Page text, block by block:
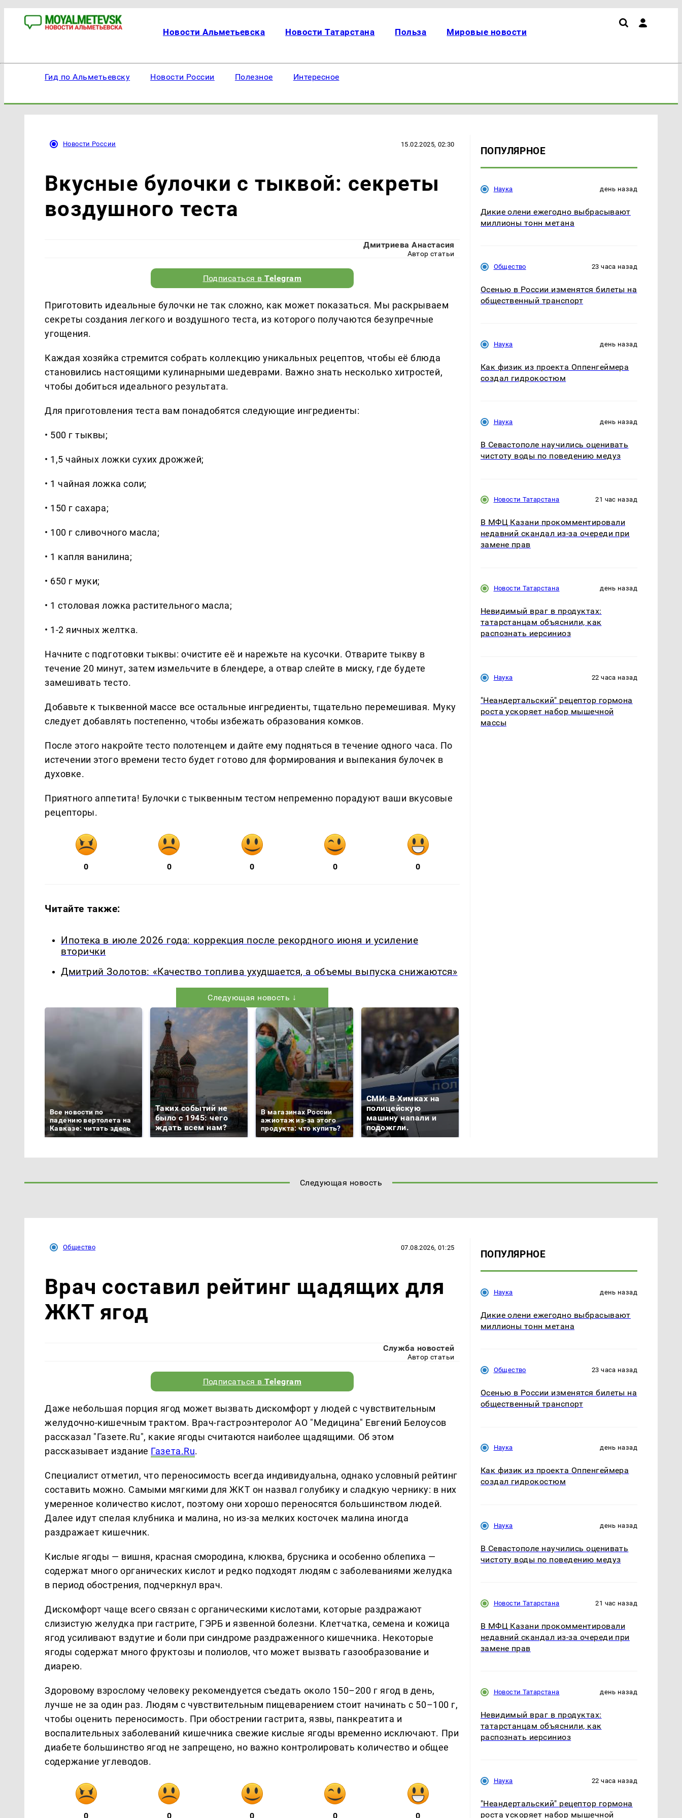
Новости Альметьевска Новости Татарстана Польза Мировые новости
Гид по Альметьевску Новости России Полезное Интересное
Новости России 15.02.2025, 02:30
Вкусные булочки с тыквой: секреты
воздушного теста
Дмитриева Анастасия
Автор статьи
Подписаться вTelegram
Приготовить идеальные булочки не так сложно, как может показаться. Мы раскрываем
секреты создания легкого и воздушного теста, из которого получаются безупречные
угощения.
Каждая хозяйка стремится собрать коллекцию уникальных рецептов, чтобы её блюда
становились настоящими кулинарными шедеврами. Важно знать несколько хитростей,
чтобы добиться идеального результата.
Для приготовления теста вам понадобятся следующие ингредиенты:
• 500 г тыквы;
• 1,5 чайных ложки сухих дрожжей;
• 1 чайная ложка соли;
• 150 г сахара;
• 100 г сливочного масла;
• 1 капля ванилина;
• 650 г муки;
• 1 столовая ложка растительного масла;
• 1-2 яичных желтка.
Начните с подготовки тыквы: очистите её и нарежьте на кусочки. Отварите тыкву в
течение 20 минут, затем измельчите в блендере, а отвар слейте в миску, где будете
замешивать тесто.
Добавьте к тыквенной массе все остальные ингредиенты, тщательно перемешивая. Муку
следует добавлять постепенно, чтобы избежать образования комков.
После этого накройте тесто полотенцем и дайте ему подняться в течение одного часа. По
истечении этого времени тесто будет готово для формирования и выпекания булочек в
духовке.
Приятного аппетита! Булочки с тыквенным тестом непременно порадуют ваши вкусовые
рецепторы.
0 0 0 0 0
Читайте также:
Ипотека в июле 2026 года: коррекция после рекордного июня и усиление
вторички
Дмитрий Золотов: «Качество топлива ухудшается, а объемы выпуска снижаются»
Следующая новость ↓
Все новости по
падению вертолета на
Кавказе: читать здесь
Таких событий не
было с 1945: чего
ждать всем нам?
В магазинах России
ажиотаж из-за этого
продукта: что купить?
СМИ: В Химках на
полицейскую
машину напали и
подожгли.
ПОПУЛЯРНОЕ
Наука день назад
Дикие олени ежегодно выбрасывают
миллионы тонн метана
Общество 23 часа назад
Осенью в России изменятся билеты на
общественный транспорт
Наука день назад
Как физик из проекта Оппенгеймера
создал гидрокостюм
Наука день назад
В Севастополе научились оценивать
чистоту воды по поведению медуз
Новости Татарстана 21 час назад
В МФЦ Казани прокомментировали
недавний скандал из-за очереди при
замене прав
Новости Татарстана день назад
Невидимый враг в продуктах:
татарстанцам объяснили, как
распознать иерсиниоз
Наука 22 часа назад
"Неандертальский" рецептор гормона
роста ускоряет набор мышечной
массы
Следующая новость
Общество 07.08.2026, 01:25
Врач составил рейтинг щадящих для
ЖКТ ягод
Служба новостей
Автор статьи
Подписаться вTelegram
Даже небольшая порция ягод может вызвать дискомфорт у людей с чувствительным
желудочно-кишечным трактом. Врач-гастроэнтеролог АО "Медицина" Евгений Белоусов
рассказал "Газете.Ru", какие ягоды считаются наиболее щадящими. Об этом
рассказывает издание Газета.Ru.
Специалист отметил, что переносимость всегда индивидуальна, однако условный рейтинг
составить можно. Самыми мягкими для ЖКТ он назвал голубику и сладкую чернику: в них
умеренное количество кислот, поэтому они хорошо переносятся большинством людей.
Далее идут спелая клубника и малина, но из-за мелких косточек малина иногда
раздражает кишечник.
Кислые ягоды — вишня, красная смородина, клюква, брусника и особенно облепиха —
содержат много органических кислот и редко подходят людям с заболеваниями желудка
в период обострения, подчеркнул врач.
Дискомфорт чаще всего связан с органическими кислотами, которые раздражают
слизистую желудка при гастрите, ГЭРБ и язвенной болезни. Клетчатка, семена и кожица
ягод усиливают вздутие и боли при синдроме раздраженного кишечника. Некоторые
ягоды содержат много фруктозы и полиолов, что может вызвать газообразование и
диарею.
Здоровому взрослому человеку рекомендуется съедать около 150–200 г ягод в день,
лучше не за один раз. Людям с чувствительным пищеварением стоит начинать с 50–100 г,
чтобы оценить переносимость. При обострении гастрита, язвы, панкреатита и
воспалительных заболеваний кишечника свежие кислые ягоды временно исключают. При
диабете большинство ягод не запрещено, но важно контролировать количество и общее
содержание углеводов.
0 0 0 0 0
ПОПУЛЯРНОЕ
Наука день назад
Дикие олени ежегодно выбрасывают
миллионы тонн метана
Общество 23 часа назад
Осенью в России изменятся билеты на
общественный транспорт
Наука день назад
Как физик из проекта Оппенгеймера
создал гидрокостюм
Наука день назад
В Севастополе научились оценивать
чистоту воды по поведению медуз
Новости Татарстана 21 час назад
В МФЦ Казани прокомментировали
недавний скандал из-за очереди при
замене прав
Новости Татарстана день назад
Невидимый враг в продуктах:
татарстанцам объяснили, как
распознать иерсиниоз
Наука 22 часа назад
"Неандертальский" рецептор гормона
роста ускоряет набор мышечной